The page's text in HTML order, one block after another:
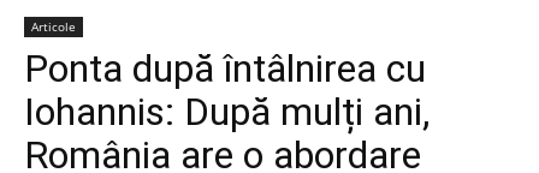
Articole
Ponta după întâlnirea cu
Iohannis: După mulți ani,
România are o abordare